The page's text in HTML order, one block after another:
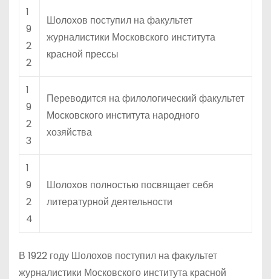
1
9
2
2
Шолохов поступил на факультет
журналистики Московского института
красной прессы
1
9
2
3
Переводится на филологический факультет
Московского института народного
хозяйства
1
9
2
4
Шолохов полностью посвящает себя
литературной деятельности
В 1922 году Шолохов поступил на факультет
журналистики Московского института красной